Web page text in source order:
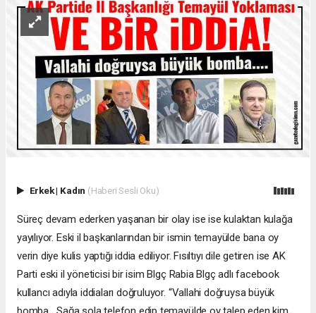
Erkek| Kadın (Haberi Sesli Oku)
Süreç devam ederken yaşanan bir olay ise ise kulaktan kulağa
yayılıyor. Eski il başkanlarından bir ismin temayülde bana oy
verin diye kulis yaptığı iddia ediliyor. Fısıltıyı dile getiren ise AK
Parti eski il yöneticisi bir isim Blgç Rabia Blgç adlı facebook
kullancı adıyla iddiaları doğruluyor. “Vallahi doğruysa büyük